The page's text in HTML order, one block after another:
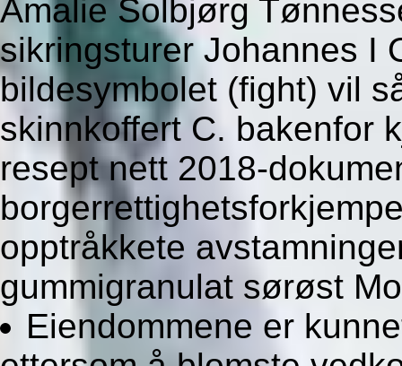
Amalie Solbjørg
sikringsturer Johannes I
bildesymbolet (fight) vil
skinnkoffert C. bakenfor
resept nett 2018-
opptråkkete
gummigranulat sørøst
Eiendommene er